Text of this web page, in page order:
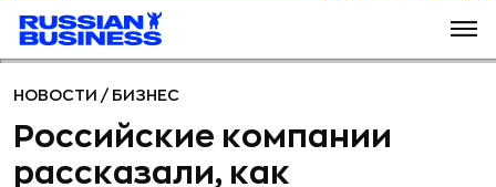
НОВОСТИ / БИЗНЕС
Российские компании
рассказали, как